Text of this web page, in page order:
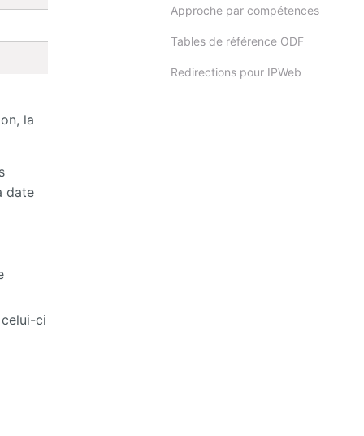
la
date
ci
Approche par compétences
Tables de référence ODF
Redirections pour IPWeb